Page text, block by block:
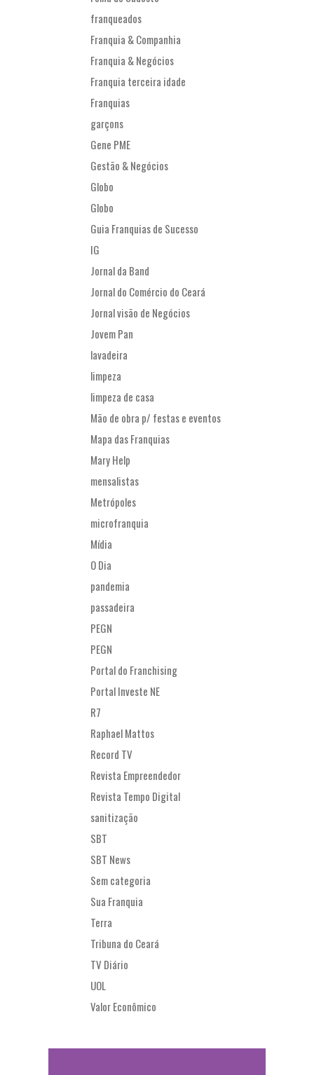
franqueados
Franquia & Companhia
Franquia & Negócios
Franquia terceira idade
Franquias
garçons
Gene PME
Gestão & Negócios
Globo
Globo
Guia Franquias de Sucesso
IG
Jornal da Band
Jornal do Comércio do Ceará
Jornal visão de Negócios
Jovem Pan
lavadeira
limpeza
limpeza de casa
Mão de obra p/ festas e eventos
Mapa das Franquias
Mary Help
mensalistas
Metrópoles
microfranquia
Mídia
O Dia
pandemia
passadeira
PEGN
PEGN
Portal do Franchising
Portal Investe NE
R7
Raphael Mattos
Record TV
Revista Empreendedor
Revista Tempo Digital
sanitização
SBT
SBT News
Sem categoria
Sua Franquia
Terra
Tribuna do Ceará
TV Diário
UOL
Valor Econômico